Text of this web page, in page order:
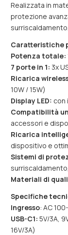
Realizzata in
protezione
surriscaldamento.
Caratteristiche
Potenza totale:
7 porte in 1: 3x
Ricarica
10W / 15W)
Display LED: con
Compatibilità
accessori e
Ricarica
dispositivo e
Sistemi di
Materiali di
Specifiche
Ingresso: AC
USB-C1: 5V/3A,
16V/3A)